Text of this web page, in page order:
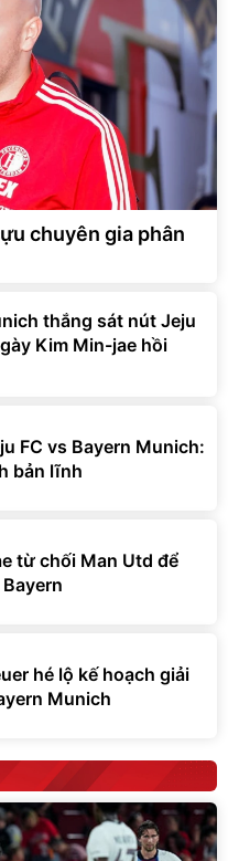
chuyên gia phân
thắng sát nút Jeju
Kim Min-jae hồi
FC vs Bayern Munich:
bản lĩnh
từ chối Man Utd để
hé lộ kế hoạch giải
Munich